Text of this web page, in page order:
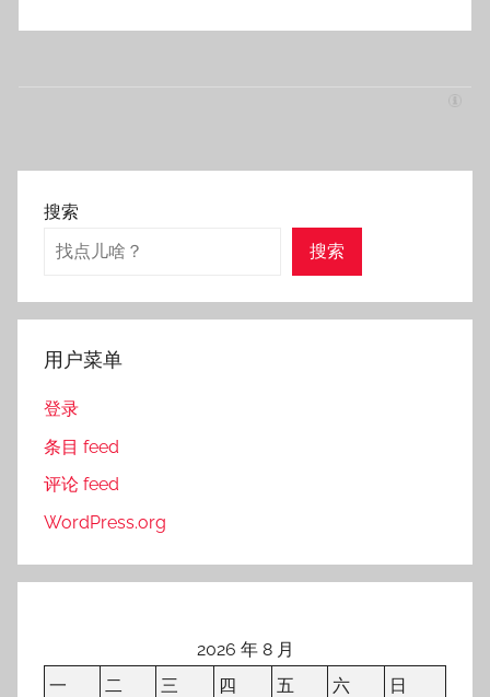
搜索
搜索
用户菜单
登录
条目 feed
评论 feed
WordPress.org
2026 年 8 月
一
二 三 四 五 六
日